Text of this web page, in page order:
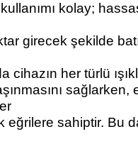
kolay;
girecek şekilde
her türlü
sahiptir.